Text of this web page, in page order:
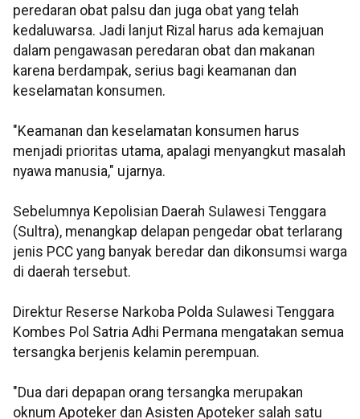
peredaran obat palsu dan juga obat yang telah
kedaluwarsa. Jadi lanjut Rizal harus ada kemajuan
dalam pengawasan peredaran obat dan makanan
karena berdampak, serius bagi keamanan dan
keselamatan konsumen.
"Keamanan dan keselamatan konsumen harus
menjadi prioritas utama, apalagi menyangkut masalah
nyawa manusia," ujarnya.
Sebelumnya Kepolisian Daerah Sulawesi Tenggara
(Sultra), menangkap delapan pengedar obat terlarang
jenis PCC yang banyak beredar dan dikonsumsi warga
di daerah tersebut.
Direktur Reserse Narkoba Polda Sulawesi Tenggara
Kombes Pol Satria Adhi Permana mengatakan semua
tersangka berjenis kelamin perempuan.
"Dua dari depapan orang tersangka merupakan
oknum Apoteker dan Asisten Apoteker salah satu